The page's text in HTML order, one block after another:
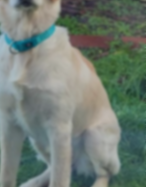
18.20 kg
18.15 kg
18.00 kg
14.80 kg